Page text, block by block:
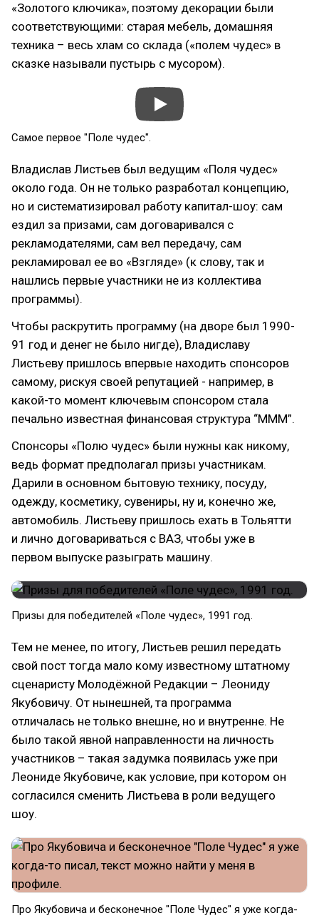
«Золотого ключика», поэтому декорации были
соответствующими: старая мебель, домашняя
техника – весь хлам со склада («полем чудес» в
сказке называли пустырь с мусором).
Самое первое "Поле чудес".
Владислав Листьев был ведущим «Поля чудес»
около года. Он не только разработал концепцию,
но и систематизировал работу капитал-шоу: сам
ездил за призами, сам договаривался с
рекламодателями, сам вел передачу, сам
рекламировал ее во «Взгляде» (к слову, так и
нашлись первые участники не из коллектива
программы).
Чтобы раскрутить программу (на дворе был 1990-
91 год и денег не было нигде), Владиславу
Листьеву пришлось впервые находить спонсоров
самому, рискуя своей репутацией - например, в
какой-то момент ключевым спонсором стала
печально известная финансовая структура “МММ”.
Спонсоры «Полю чудес» были нужны как никому,
ведь формат предполагал призы участникам.
Дарили в основном бытовую технику, посуду,
одежду, косметику, сувениры, ну и, конечно же,
автомобиль. Листьеву пришлось ехать в Тольятти
и лично договариваться с ВАЗ, чтобы уже в
первом выпуске разыграть машину.
Призы для победителей «Поле чудес», 1991 год.
Тем не менее, по итогу, Листьев решил передать
свой пост тогда мало кому известному штатному
сценаристу Молодёжной Редакции – Леониду
Якубовичу. От нынешней, та программа
отличалась не только внешне, но и внутренне. Не
было такой явной направленности на личность
участников – такая задумка появилась уже при
Леониде Якубовиче, как условие, при котором он
согласился сменить Листьева в роли ведущего
шоу.
Про Якубовича и бесконечное "Поле Чудес" я уже когда-